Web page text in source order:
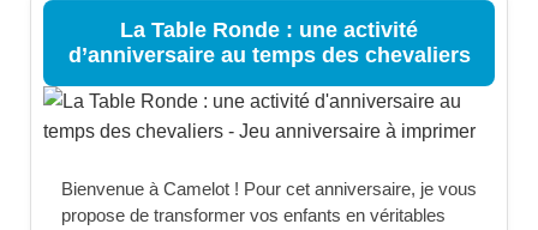
La Table Ronde : une activité
d’anniversaire au temps des chevaliers
Bienvenue à Camelot ! Pour cet anniversaire, je vous
propose de transformer vos enfants en véritables